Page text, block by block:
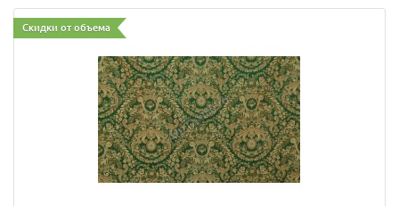
Скидки от объема